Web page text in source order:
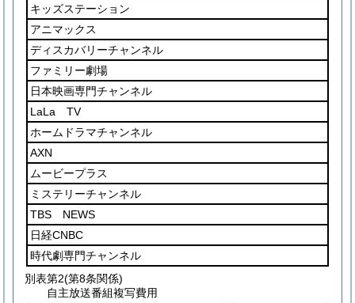
キッズステーション
アニマックス
ディスカバリーチャンネル
ファミリー劇場
日本映画専門チャンネル
LaLa TV
ホームドラマチャンネル
AXN
ムービープラス
ミステリーチャンネル
TBS NEWS
日経CNBC
時代劇専門チャンネル
別表第2(第8条関係)
自主放送番組複写費用